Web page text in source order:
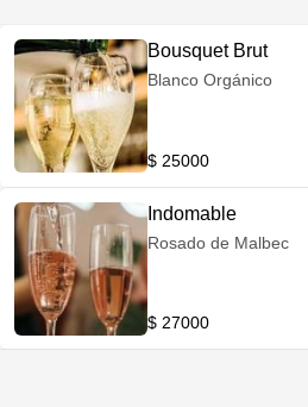
Bousquet Brut
Blanco Orgánico
$ 25000
Indomable
Rosado de Malbec
$ 27000